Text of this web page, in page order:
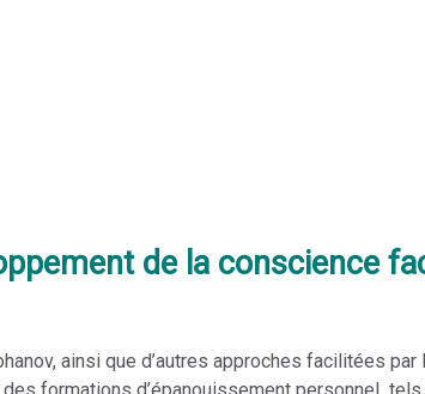
de la conscience
ainsi que d’autres approches facilitées par